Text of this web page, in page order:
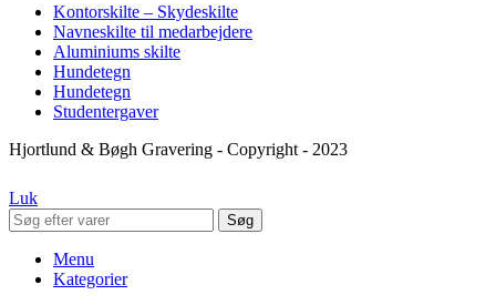
Kontorskilte – Skydeskilte
Navneskilte til medarbejdere
Aluminiums skilte
Hundetegn
Hundetegn
Studentergaver
Hjortlund & Bøgh Gravering - Copyright - 2023
Luk
Søg
Menu
Kategorier